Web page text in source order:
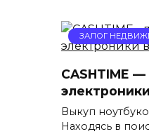
ЗАЛОГ
CASHTIME
Выкуп
Находясь в